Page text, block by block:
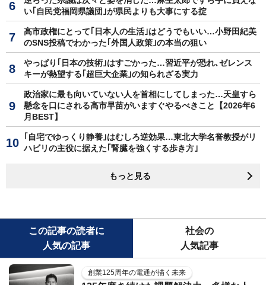
い｢自民党福岡県議団｣が県民よりも大事にする掟
高市政権にとって｢日本人の生活｣はどうでもいい…小野田紀美
のSNS投稿でわかった｢外国人政策｣の本当の狙い
やっぱり｢日本の技術｣はすごかった…習近平が恐れ､ゼレンス
キーが熱望する｢超巨大企業｣の知られざる実力
政治家に最も向いていない人を首相にしてしまった…天皇すら
懸念を口にされる高市早苗がいますぐやるべきこと【2026年6
月BEST】
｢自宅でゆっくり静養｣はむしろ逆効果…東北大学名誉教授がリ
ハビリの主役に据えた｢腎臓を強くする歩き方｣
もっと見る
この記事の読者に
人気の記事
社会の
人気記事
創業125周年の電通が描く未来